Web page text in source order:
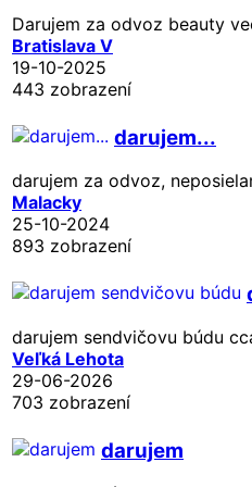
Darujem za odvoz beauty
Bratislava V
19-10-2025
443 zobrazení
darujem...
darujem za odvoz,
Malacky
25-10-2024
893 zobrazení
darujem sendvičovu búdu
Veľká Lehota
29-06-2026
703 zobrazení
darujem